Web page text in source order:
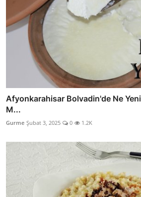
Afyonkarahisar Bolvadin'de Ne
M...
Gurme Şubat 3, 2025 0 1.2K